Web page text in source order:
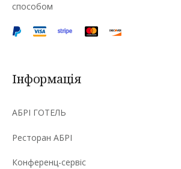
способом
Інформація
АБРІ ГОТЕЛЬ
Ресторан АБРІ
Конференц-сервіс